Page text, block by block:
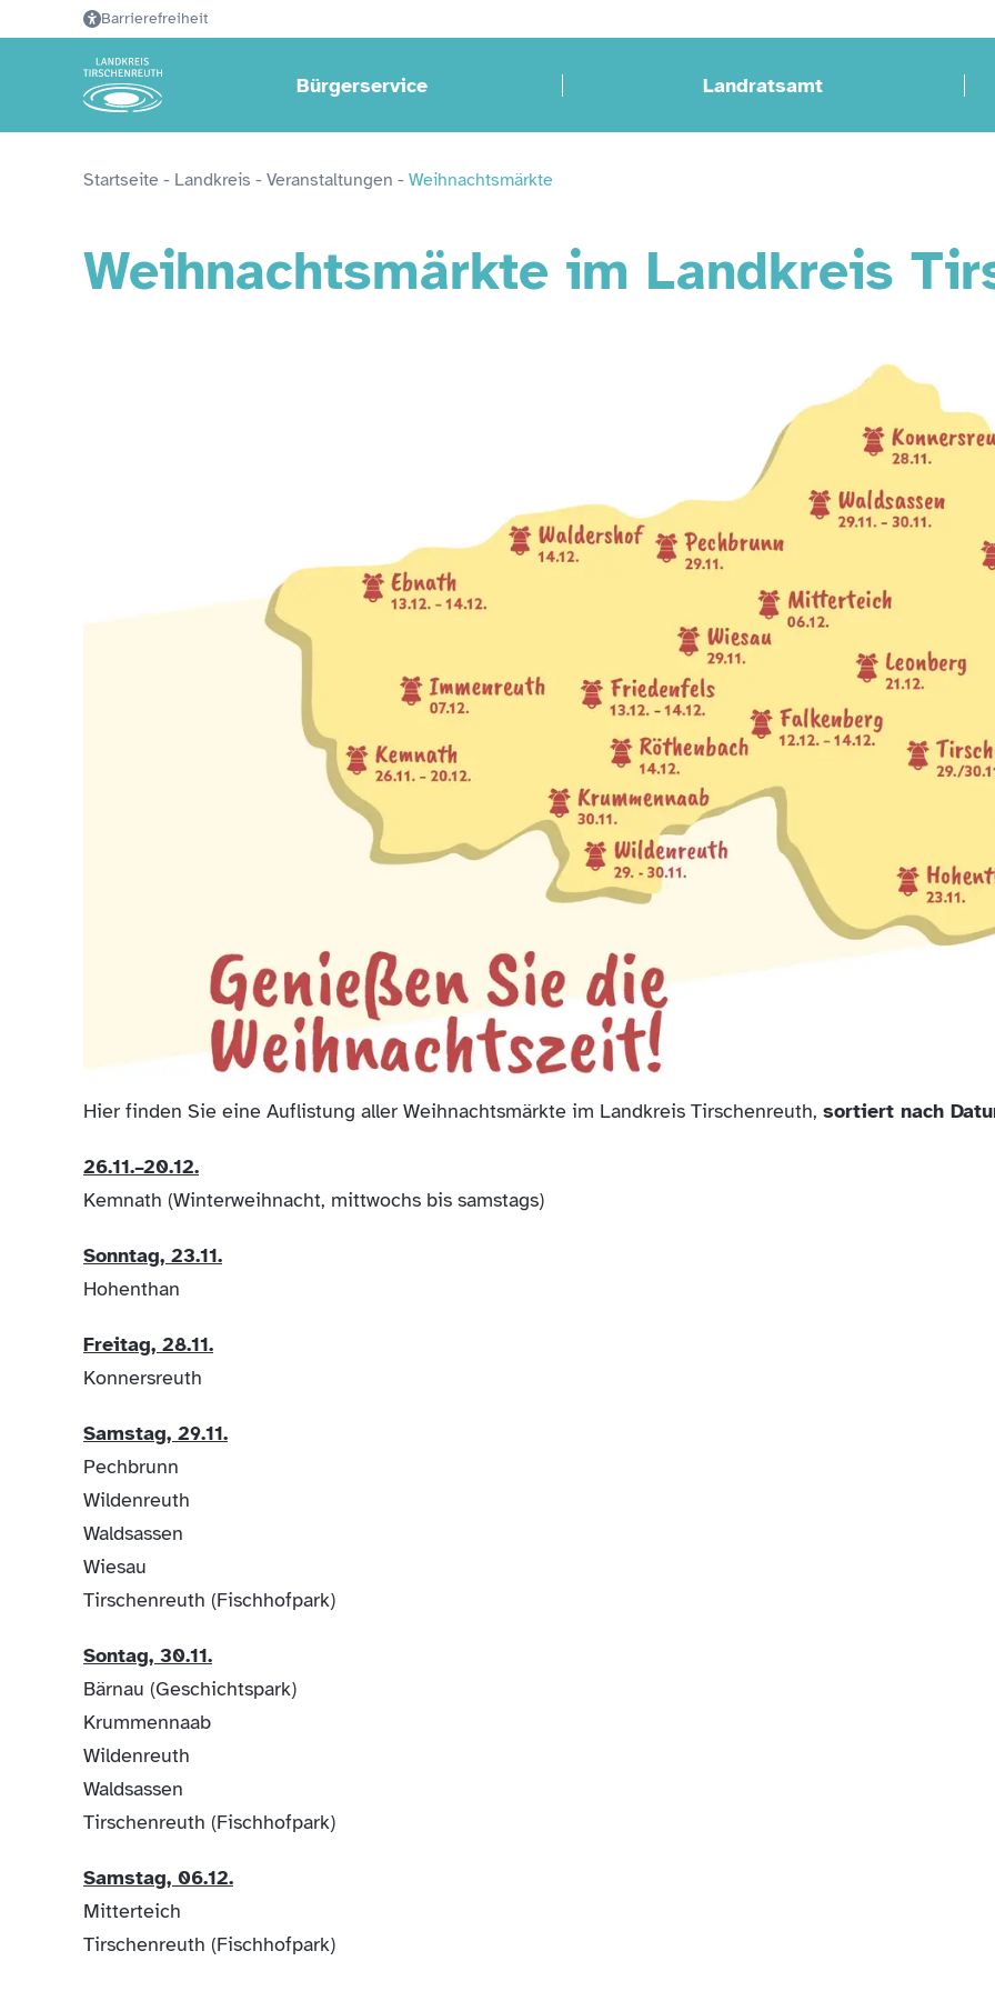
Barrierefreiheit
Bürgerservice Landratsamt
Startseite - Landkreis - Veranstaltungen - Weihnachtsmärkte
Weihnachtsmärkte im Landkreis
Hier finden Sie eine Auflistung aller Weihnachtsmärkte im Landkreis Tirschenreuth, sortiert nach
26.11.–20.12.
Kemnath (Winterweihnacht, mittwochs bis samstags)
Sonntag, 23.11.
Hohenthan
Freitag, 28.11.
Konnersreuth
Samstag, 29.11.
Pechbrunn
Wildenreuth
Waldsassen
Wiesau
Tirschenreuth (Fischhofpark)
Sontag, 30.11.
Bärnau (Geschichtspark)
Krummennaab
Wildenreuth
Waldsassen
Tirschenreuth (Fischhofpark)
Samstag, 06.12.
Mitterteich
Tirschenreuth (Fischhofpark)